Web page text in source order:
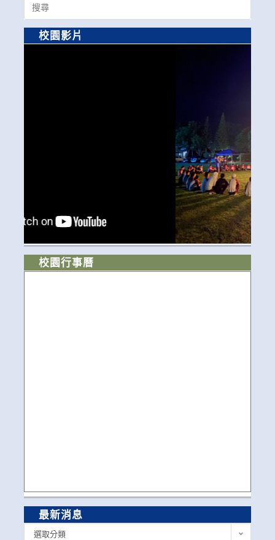
for:
校園影片
校園行事曆
最新消息
選取分類